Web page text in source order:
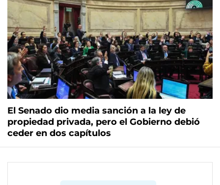
El Senado dio media sanción a la ley de
propiedad privada, pero el Gobierno debió
ceder en dos capítulos